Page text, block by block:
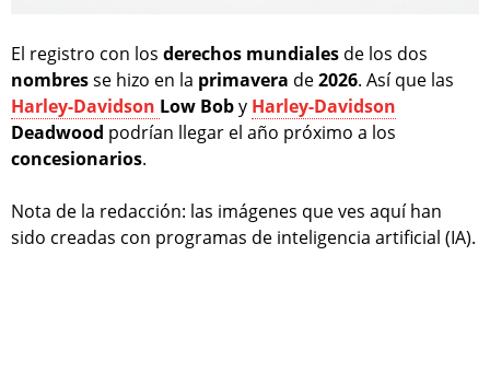
El registro con los derechos mundiales de los dos
nombresse hizo en la primavera de2026. Así que las
Harley-Davidson Low Boby Harley-Davidson
Deadwood podrían llegar el año próximo a los
concesionarios.
Nota de la redacción: las imágenes que ves aquí han
sido creadas con programas de inteligencia artificial (IA).